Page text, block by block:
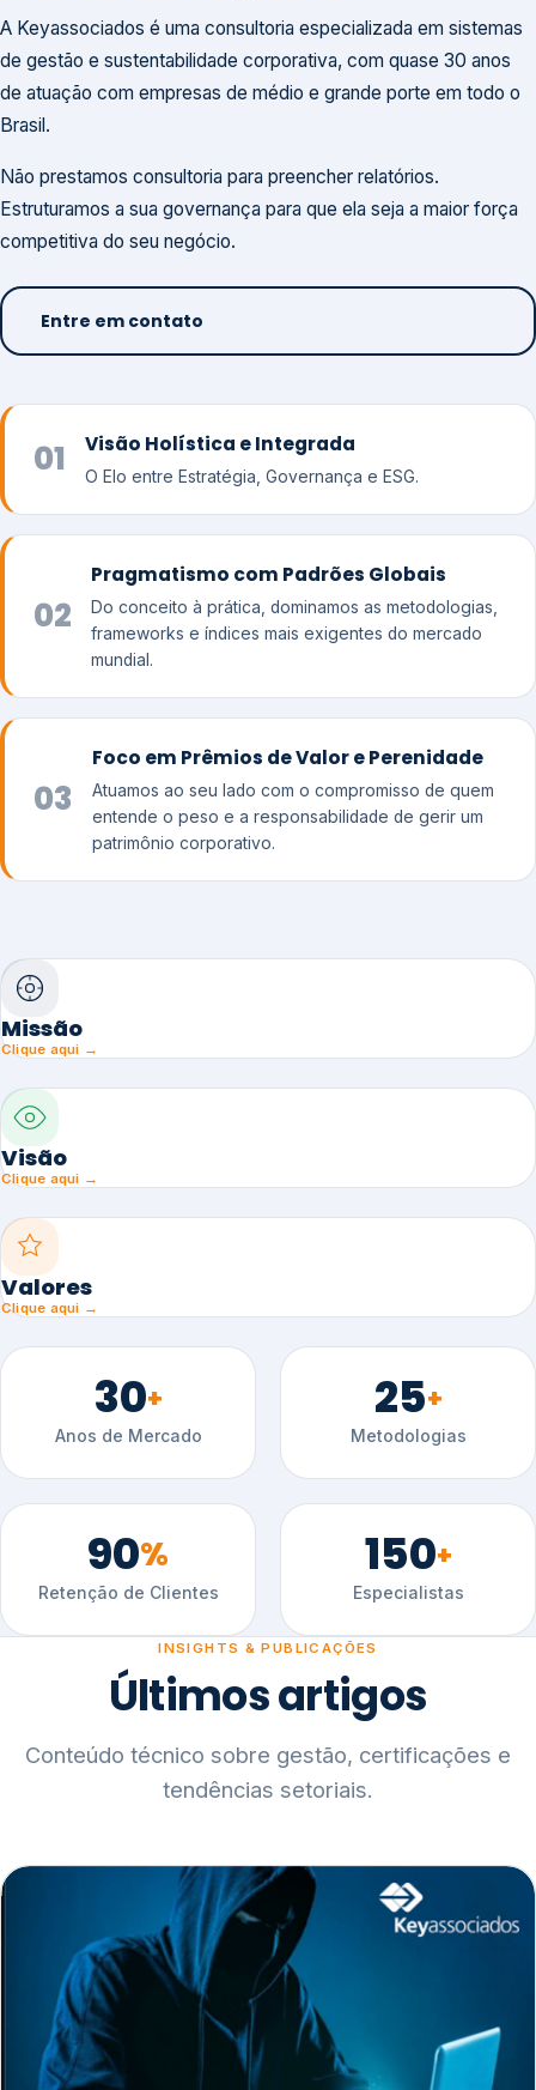
A Keyassociados é uma consultoria especializada em sistemas
de gestão e sustentabilidade corporativa, com quase 30 anos
de atuação com empresas de médio e grande porte em todo o
Brasil.
Não prestamos consultoria para preencher relatórios.
Estruturamos a sua governança para que ela seja a maior força
competitiva do seu negócio.
Entre em contato
01 Visão Holística e Integrada
O Elo entre Estratégia, Governança e ESG.
02
Pragmatismo com Padrões Globais
Do conceito à prática, dominamos as metodologias,
frameworks e índices mais exigentes do mercado
mundial.
03
Foco em Prêmios de Valor e Perenidade
Atuamos ao seu lado com o compromisso de quem
entende o peso e a responsabilidade de gerir um
patrimônio corporativo.
Missão
Clique aqui →
Visão
Clique aqui →
Valores
Clique aqui →
30+
Anos de Mercado
25+
Metodologias
90%
Retenção de Clientes
150+
Especialistas
INSIGHTS & PUBLICAÇÕES
Últimos artigos
Conteúdo técnico sobre gestão, certificações e
tendências setoriais.